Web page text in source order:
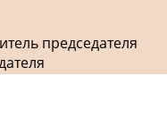
председателя